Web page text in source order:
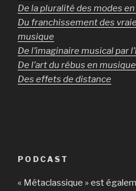
De la pluralité des modes
Du franchissement des
musique
De l’imaginaire musical par
De l’art du rébus en musique
Des effets de distance
PODCAST
« Métaclassique » est